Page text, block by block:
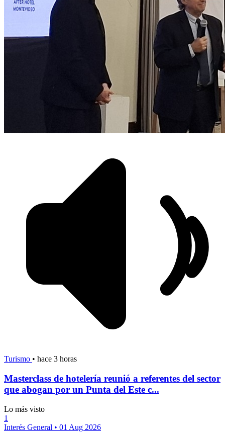
Turismo • hace 3 horas
Masterclass de hotelería reunió a referentes del sector
que abogan por un Punta del Este c...
Lo más visto
1
Interés General • 01 Aug 2026